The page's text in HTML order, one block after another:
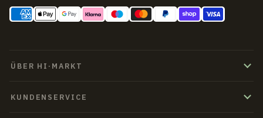
ÜBER HI·MARKT
KUNDENSERVICE